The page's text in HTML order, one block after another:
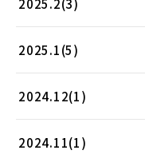
2025.2(3)
2025.1(5)
2024.12(1)
2024.11(1)